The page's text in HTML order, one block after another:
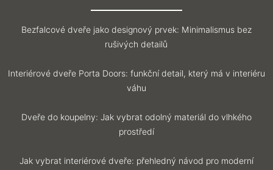
Bezfalcové dveře jako designový prvek: Minimalismus bez
rušivých detailů
Interiérové dveře Porta Doors: funkční detail, který má v interiéru
váhu
Dveře do koupelny: Jak vybrat odolný materiál do vlhkého
prostředí
Jak vybrat interiérové dveře: přehledný návod pro moderní